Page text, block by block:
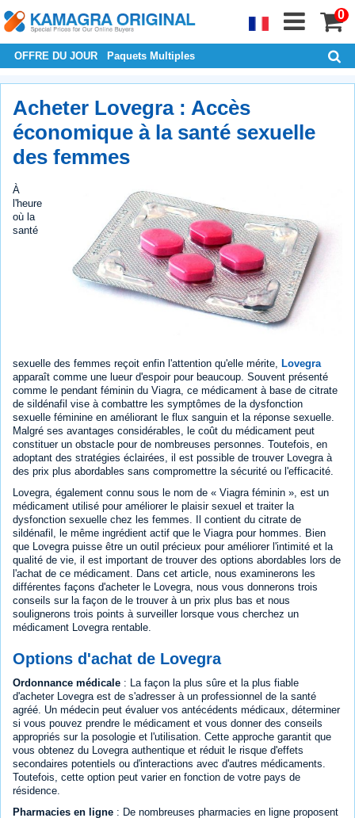
0
OFFRE DU JOUR Paquets Multiples
Acheter Lovegra : Accès
économique à la santé sexuelle
des femmes
À
l'heure
où la
santé
sexuelle des femmes reçoit enfin l'attention qu'elle mérite, Lovegra
apparaît comme une lueur d'espoir pour beaucoup. Souvent présenté
comme le pendant féminin du Viagra, ce médicament à base de citrate
de sildénafil vise à combattre les symptômes de la dysfonction
sexuelle féminine en améliorant le flux sanguin et la réponse sexuelle.
Malgré ses avantages considérables, le coût du médicament peut
constituer un obstacle pour de nombreuses personnes. Toutefois, en
adoptant des stratégies éclairées, il est possible de trouver Lovegra à
des prix plus abordables sans compromettre la sécurité ou l'efficacité.
Lovegra, également connu sous le nom de « Viagra féminin », est un
médicament utilisé pour améliorer le plaisir sexuel et traiter la
dysfonction sexuelle chez les femmes. Il contient du citrate de
sildénafil, le même ingrédient actif que le Viagra pour hommes. Bien
que Lovegra puisse être un outil précieux pour améliorer l'intimité et la
qualité de vie, il est important de trouver des options abordables lors de
l'achat de ce médicament. Dans cet article, nous examinerons les
différentes façons d'acheter le Lovegra, nous vous donnerons trois
conseils sur la façon de le trouver à un prix plus bas et nous
soulignerons trois points à surveiller lorsque vous cherchez un
médicament Lovegra rentable.
Options d'achat de Lovegra
Ordonnance médicale : La façon la plus sûre et la plus fiable
d'acheter Lovegra est de s'adresser à un professionnel de la santé
agréé. Un médecin peut évaluer vos antécédents médicaux, déterminer
si vous pouvez prendre le médicament et vous donner des conseils
appropriés sur la posologie et l'utilisation. Cette approche garantit que
vous obtenez du Lovegra authentique et réduit le risque d'effets
secondaires potentiels ou d'interactions avec d'autres médicaments.
Toutefois, cette option peut varier en fonction de votre pays de
résidence.
Pharmacies en ligne : De nombreuses pharmacies en ligne proposent